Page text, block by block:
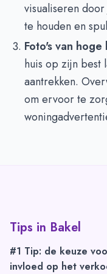
visualiseren
te houden en
Foto's van
huis op zijn best
aantrekken.
om ervoor te
Tips in Bakel
#1 Tip: de keuze
invloed op het